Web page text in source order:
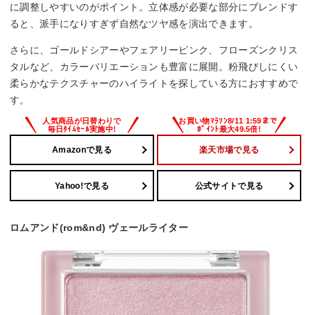
に調整しやすいのがポイント。立体感が必要な部分にブレンドす
ると、派手になりすぎず自然なツヤ感を演出できます。
さらに、ゴールドシアーやフェアリーピンク、フローズンクリス
タルなど、カラーバリエーションも豊富に展開。粉飛びしにくい
柔らかなテクスチャーのハイライトを探している方におすすめで
す。
Amazonで見る 楽天市場で見る
Yahoo!で見る 公式サイトで見る
ロムアンド(rom&nd) ヴェールライター